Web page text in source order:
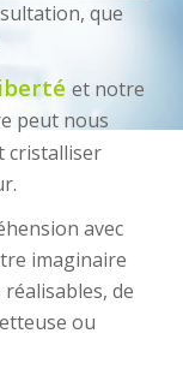
que
et notre
peut nous
cristalliser
avec
imaginaire
de
ou